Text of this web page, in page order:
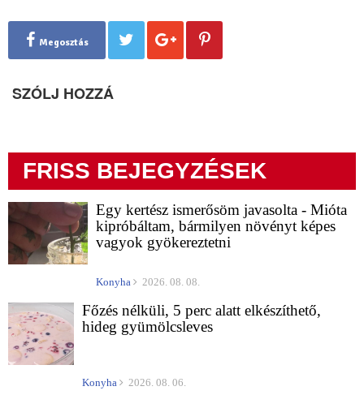
Megosztás
SZÓLJ HOZZÁ
FRISS BEJEGYZÉSEK
Egy kertész ismerősöm javasolta - Mióta
kipróbáltam, bármilyen növényt képes
vagyok gyökereztetni
Konyha 2026. 08. 08.
Főzés nélküli, 5 perc alatt elkészíthető,
hideg gyümölcsleves
Konyha 2026. 08. 06.